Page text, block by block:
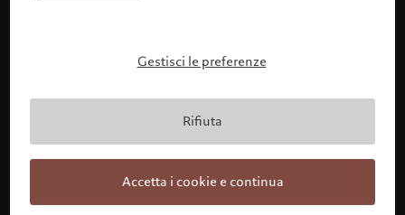
Confermare il proprio profilo
Con la presente dichiaro 1) di aver pienamente compreso
cittadino o residente degli Stati Uniti o del Canada.
Continua
Gestisci le preferenze
Rifiuta
Accetta i cookie e continua